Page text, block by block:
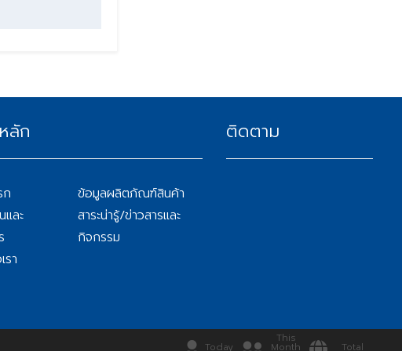
ลัก
ก
และ
รา
ข้อมูลผลิตภัณฑ์สินค้า
สาระน่ารู้/ข่าวสารและ
กิจกรรม
ติดตาม
Today
This
Month Total